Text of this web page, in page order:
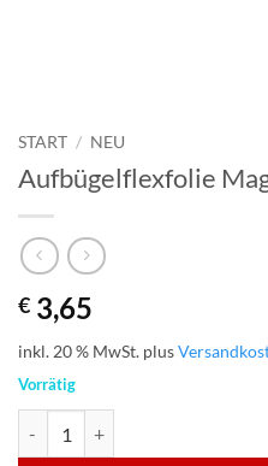
START / NEU
Aufbügelflexfolie
€ 3,65
inkl. 20 % MwSt. plus
Vorrätig